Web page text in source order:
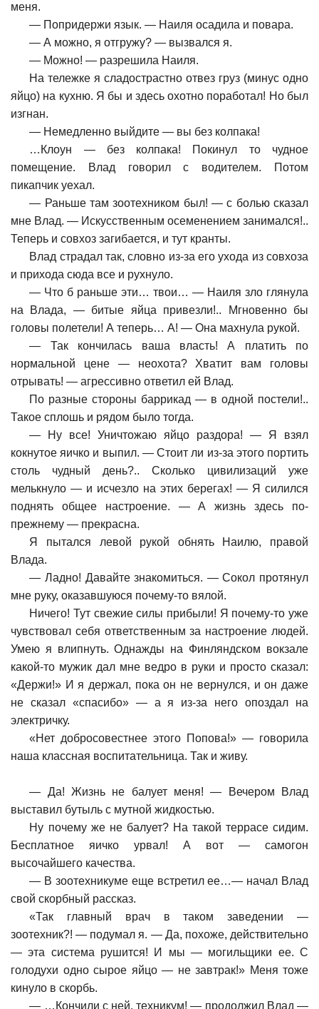
меня.
— Попридержи язык. — Наиля осадила и повара.
—А можно, я отгружу? — вызвался я.
— Можно! — разрешила Наиля.
На тележке я сладострастно отвез груз (минус одно
яйцо) на кухню. Я бы и здесь охотно поработал! Но был
изгнан.
— Немедленно выйдите — вы без колпака!
… Клоун — без колпака! Покинул то чудное
помещение. Влад говорил с водителем. Потом
пикапчик уехал.
— Раньше там зоотехником был! — с болью сказал
мне Влад. — Искусственным осеменением занимался!..
Теперь и совхоз загибается, и тут кранты.
Влад страдал так, словно из-за его ухода из совхоза
и прихода сюда все и рухнуло.
— Что б раньше эти… твои… — Наиля зло глянула
на Влада, — битые яйца привезли!.. Мгновенно бы
головы полетели! А теперь… А! — Она махнула рукой.
— Так кончилась ваша власть! А платить по
нормальной цене — неохота? Хватит вам головы
отрывать! — агрессивно ответил ей Влад.
По разные стороны баррикад — в одной постели!..
Такое сплошь и рядом было тогда.
— Ну все! Уничтожаю яйцо раздора! — Я взял
кокнутое яичко и выпил. — Стоит ли из-за этого портить
столь чудный день?.. Сколько цивилизаций уже
мелькнуло — и исчезло на этих берегах! — Я силился
поднять общее настроение. — А жизнь здесь по-
прежнему — прекрасна.
Я пытался левой рукой обнять Наилю, правой
Влада.
—Ладно! Давайте знакомиться. — Сокол протянул
мне руку, оказавшуюся почему-то вялой.
Ничего! Тут свежие силы прибыли! Я почему-то уже
чувствовал себя ответственным за настроение людей.
Умею я влипнуть. Однажды на Финляндском вокзале
какой-то мужик дал мне ведро в руки и просто сказал:
«Держи!» И я держал, пока он не вернулся, и он даже
не сказал «спасибо» — а я из-за него опоздал на
электричку.
«Нет добросовестнее этого Попова!» — говорила
наша классная воспитательница. Так и живу.
— Да! Жизнь не балует меня! — Вечером Влад
выставил бутыль с мутной жидкостью.
Ну почему же не балует? На такой террасе сидим.
Бесплатное яичко урвал! А вот — самогон
высочайшего качества.
— В зоотехникуме еще встретил ее…— начал Влад
свой скорбный рассказ.
«Так главный врач в таком заведении —
зоотехник?! — подумал я. — Да, похоже, действительно
— эта система рушится! И мы — могильщики ее. С
голодухи одно сырое яйцо — не завтрак!» Меня тоже
кинуло в скорбь.
— … Кончили с ней, техникум! — продолжил Влад —